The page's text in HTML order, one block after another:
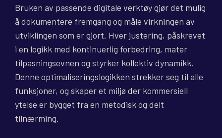
Bruken av passende digitale verktøy gjør det mulig
å dokumentere fremgang og måle virkningen av
utviklingen som er gjort. Hver justering, påskrevet
i en logikk med kontinuerlig forbedring, mater
tilpasningsevnen og styrker kollektiv dynamikk.
Denne optimaliseringslogikken strekker seg til alle
funksjoner, og skaper et miljø der kommersiell
ytelse er bygget fra en metodisk og delt
tilnærming.